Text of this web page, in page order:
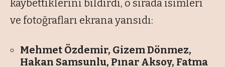
kaybettiklerini bildirdi, o sırada isimleri
ve fotoğrafları ekrana yansıdı:
Mehmet Özdemir, Gizem Dönmez,
Hakan Samsunlu, Pınar Aksoy, Fatma